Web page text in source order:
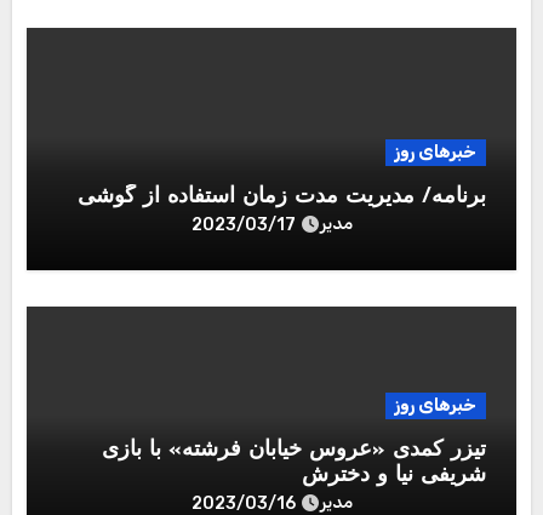
خبرهای روز
برنامه/ مدیریت مدت زمان استفاده از گوشی
مدیر 2023/03/17
خبرهای روز
تیزر کمدی «عروس خیابان فرشته» با بازی
شریفی نیا و دخترش
مدیر 2023/03/16